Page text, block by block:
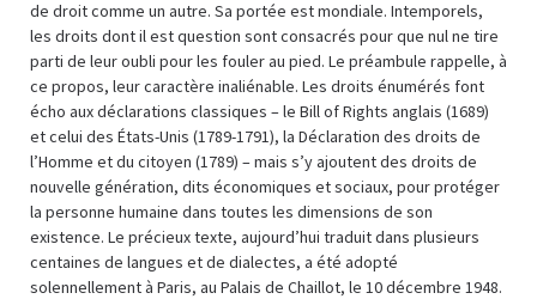
de droit comme un autre. Sa portée est mondiale. Intemporels,
les droits dont il est question sont consacrés pour que nul ne tire
parti de leur oubli pour les fouler au pied. Le préambule rappelle, à
ce propos, leur caractère inaliénable. Les droits énumérés font
écho aux déclarations classiques – le Bill of Rights anglais (1689)
et celui des États-Unis (1789-1791), la Déclaration des droits de
l’Homme et du citoyen (1789) – mais s’y ajoutent des droits de
nouvelle génération, dits économiques et sociaux, pour protéger
la personne humaine dans toutes les dimensions de son
existence. Le précieux texte, aujourd’hui traduit dans plusieurs
centaines de langues et de dialectes, a été adopté
solennellement à Paris, au Palais de Chaillot, le 10 décembre 1948.